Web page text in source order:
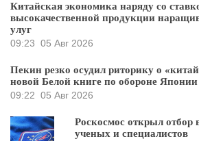
Китайская экономика наряду со
высокачественной продукции
улуг
09:23 05 Авг 2026
Пекин резко осудил риторику о
новой Белой книге по обороне Японии
09:22 05 Авг 2026
Роскосмос открыл отбор
ученых и специалистов